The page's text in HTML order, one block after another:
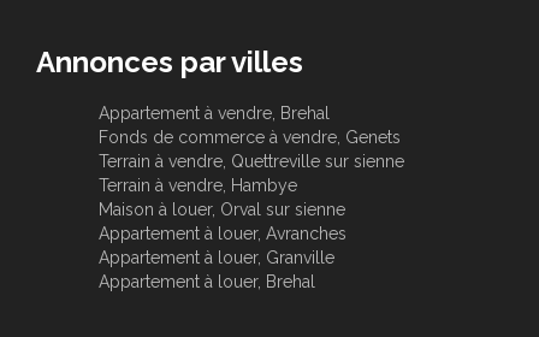
Annonces par villes
Appartement à vendre, Brehal
Fonds de commerce à vendre, Genets
Terrain à vendre, Quettreville sur sienne
Terrain à vendre, Hambye
Maison à louer, Orval sur sienne
Appartement à louer, Avranches
Appartement à louer, Granville
Appartement à louer, Brehal